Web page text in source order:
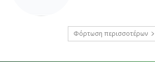
Φόρτωση περισσοτέρων